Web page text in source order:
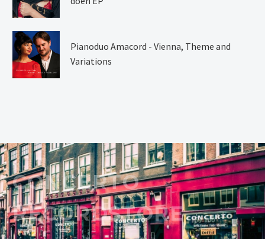
Pianoduo Amacord - Vienna, Theme and
Variations
CONCERTO
RECORDSTORE